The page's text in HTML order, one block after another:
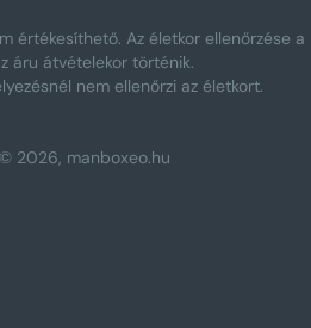
értékesíthető. Az életkor ellenőrzése a
áru átvételekor történik.
nem ellenőrzi az életkort.
2026, manboxeo.hu